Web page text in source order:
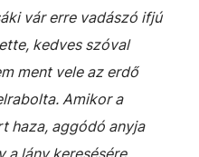
vár erre vadászó ifjú
kedves szóval
ment vele az erdő
Amikor a
haza, aggódó anyja
a lány keresésére